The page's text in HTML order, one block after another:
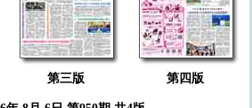
第三版 第四版